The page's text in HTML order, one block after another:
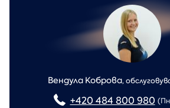
Вендула Коброва,
+420 484 800 980